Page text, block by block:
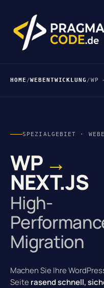
HOME /WEBENTWICKLUNG /WP
SPEZIALGEBIET ·
WP →
NEXT.JS
High-
Migration
Machen Sie Ihre
Seite rasend schnell,